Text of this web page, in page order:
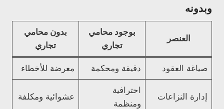
وبدونه
العنصر
بوجود محامي
تجاري
بدون محامي
تجاري
صياغة العقود دقيقة ومحكمة معرضة للأخطاء
إدارة النزاعات
احترافية
ومنظمة
عشوائية ومكلفة